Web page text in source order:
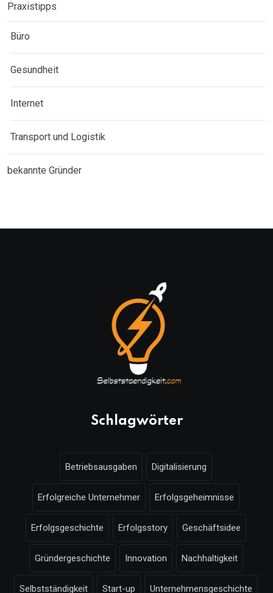
Praxistipps
Büro
Gesundheit
Internet
Transport und Logistik
bekannte Gründer
Schlagwörter
Betriebsausgaben Digitalisierung
Erfolgreiche Unternehmer Erfolgsgeheimnisse
Erfolgsgeschichte Erfolgsstory Geschäftsidee
Gründergeschichte Innovation Nachhaltigkeit
Selbstständigkeit Start-up Unternehmensgeschichte